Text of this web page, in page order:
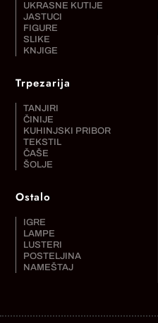
UKRASNE KUTIJE
JASTUCI
FIGURE
SLIKE
KNJIGE
Trpezarija
TANJIRI
ČINIJE
KUHINJSKI PRIBOR
TEKSTIL
ČAŠE
ŠOLJE
Ostalo
IGRE
LAMPE
LUSTERI
POSTELJINA
NAMEŠTAJ